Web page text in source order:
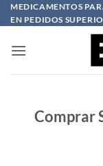
Saltar
al
MEDICAMENTOS
EN PEDIDOS
Comprar